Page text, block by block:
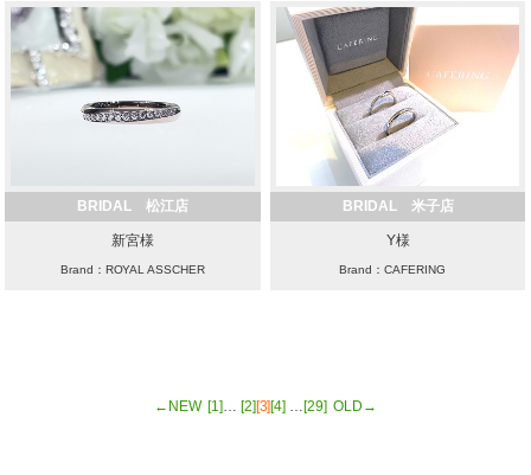
BRIDAL 松江店
新宮様
Brand：ROYAL ASSCHER
BRIDAL 米子店
Y様
Brand：CAFERING
←NEW [1]… [2][3][4] …[29] OLD→